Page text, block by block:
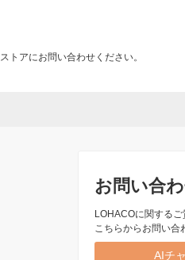
トアにお問い合わせください。
お問い合
LOHACOに関するご
こちらからお問い合
AIチ